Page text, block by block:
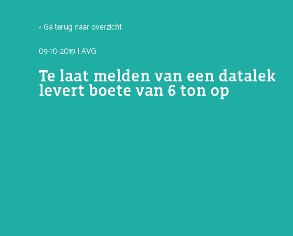
< Ga terug naar overzicht
09-10-2019 | AVG
Te laat melden van een datalek
levert boete van 6 ton op